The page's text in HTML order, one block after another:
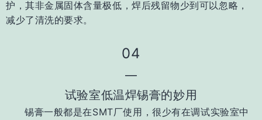
护，其非金属固体含量极低，焊后残留物少到可以忽略，
减少了清洗的要求。
04
—
试验室低温焊锡膏的妙用
锡膏一般都是在SMT厂使用，很少有在调试实验室中